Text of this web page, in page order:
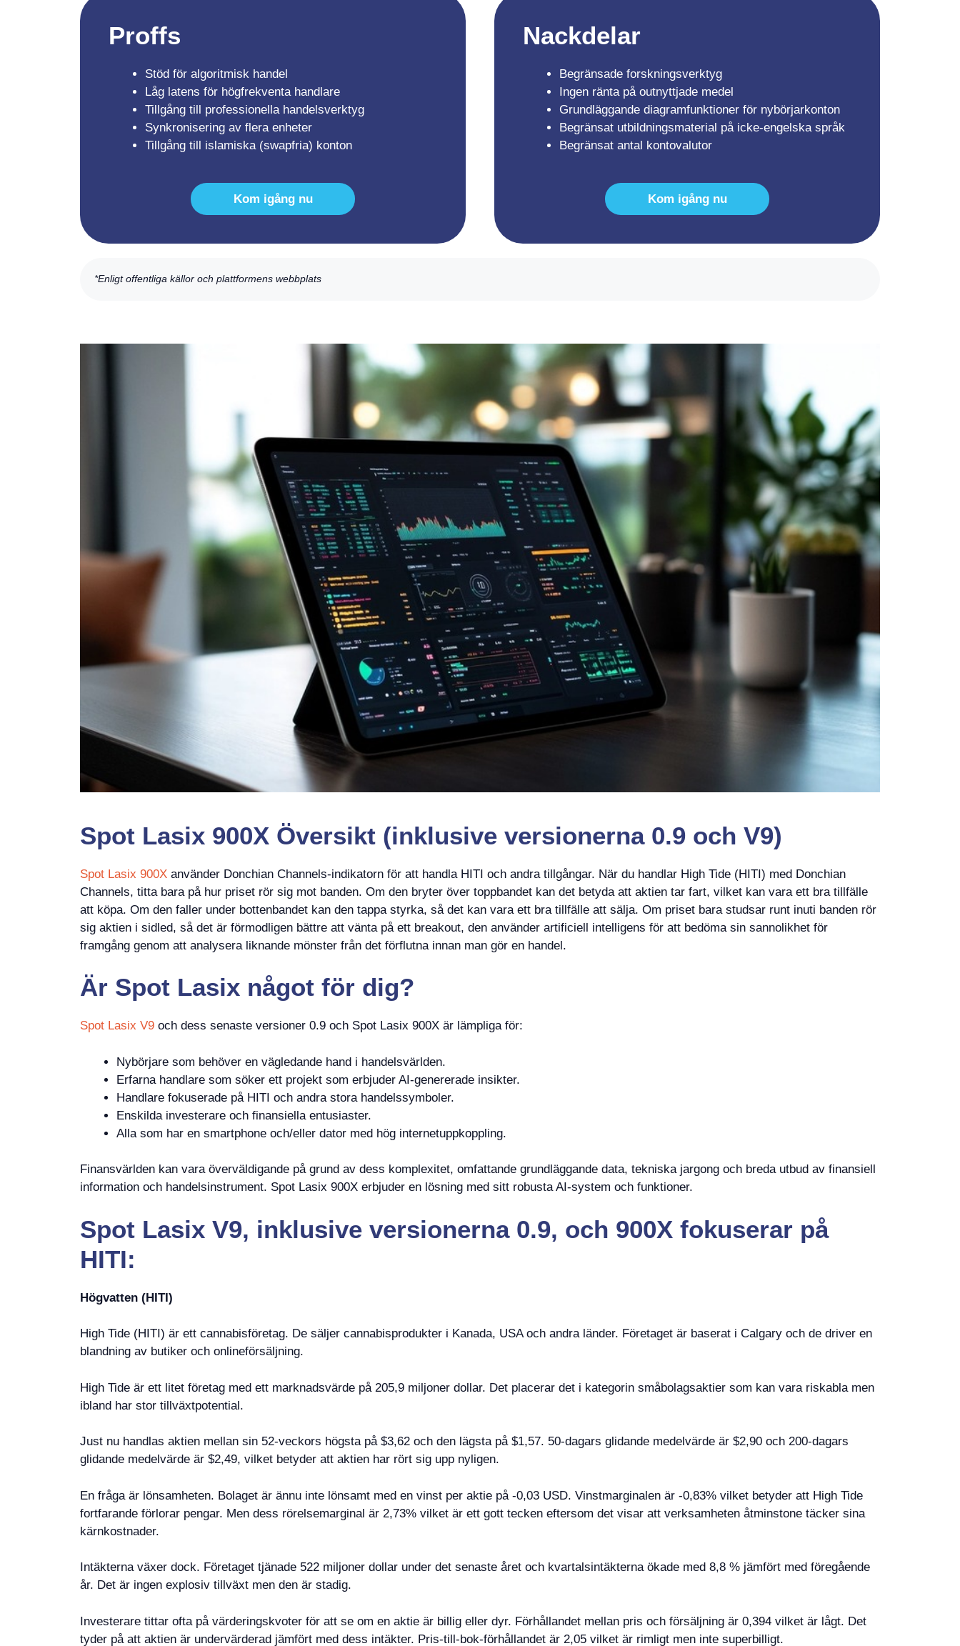
Proffs
Stöd för algoritmisk handel
Låg latens för högfrekventa handlare
Tillgång till professionella handelsverktyg
Synkronisering av flera enheter
Tillgång till islamiska (swapfria) konton
Kom igång nu
Nackdelar
Begränsade forskningsverktyg
Ingen ränta på outnyttjade medel
Grundläggande diagramfunktioner för nybörjarkonton
Begränsat utbildningsmaterial på icke-engelska språk
Begränsat antal kontovalutor
Kom igång nu
*Enligt offentliga källor och plattformens webbplats
Spot Lasix 900X Översikt (inklusive versionerna 0.9 och V9)
Spot Lasix 900X använder Donchian Channels-indikatorn för att handla HITI och andra tillgångar. När du handlar High Tide (HITI) med Donchian
Channels, titta bara på hur priset rör sig mot banden. Om den bryter över toppbandet kan det betyda att aktien tar fart, vilket kan vara ett bra tillfälle
att köpa. Om den faller under bottenbandet kan den tappa styrka, så det kan vara ett bra tillfälle att sälja. Om priset bara studsar runt inuti banden rör
sig aktien i sidled, så det är förmodligen bättre att vänta på ett breakout, den använder artificiell intelligens för att bedöma sin sannolikhet för
framgång genom att analysera liknande mönster från det förflutna innan man gör en handel.
Är Spot Lasix något för dig?
Spot Lasix V9 och dess senaste versioner 0.9 och Spot Lasix 900X är lämpliga för:
Nybörjare som behöver en vägledande hand i handelsvärlden.
Erfarna handlare som söker ett projekt som erbjuder AI-genererade insikter.
Handlare fokuserade på HITI och andra stora handelssymboler.
Enskilda investerare och finansiella entusiaster.
Alla som har en smartphone och/eller dator med hög internetuppkoppling.
Finansvärlden kan vara överväldigande på grund av dess komplexitet, omfattande grundläggande data, tekniska jargong och breda utbud av finansiell
information och handelsinstrument. Spot Lasix 900X erbjuder en lösning med sitt robusta AI-system och funktioner.
Spot Lasix V9, inklusive versionerna 0.9, och 900X fokuserar på
HITI:
Högvatten (HITI)
High Tide (HITI) är ett cannabisföretag. De säljer cannabisprodukter i Kanada, USA och andra länder. Företaget är baserat i Calgary och de driver en
blandning av butiker och onlineförsäljning.
High Tide är ett litet företag med ett marknadsvärde på 205,9 miljoner dollar. Det placerar det i kategorin småbolagsaktier som kan vara riskabla men
ibland har stor tillväxtpotential.
Just nu handlas aktien mellan sin 52-veckors högsta på $3,62 och den lägsta på $1,57. 50-dagars glidande medelvärde är $2,90 och 200-dagars
glidande medelvärde är $2,49, vilket betyder att aktien har rört sig upp nyligen.
En fråga är lönsamheten. Bolaget är ännu inte lönsamt med en vinst per aktie på -0,03 USD. Vinstmarginalen är -0,83% vilket betyder att High Tide
fortfarande förlorar pengar. Men dess rörelsemarginal är 2,73% vilket är ett gott tecken eftersom det visar att verksamheten åtminstone täcker sina
kärnkostnader.
Intäkterna växer dock. Företaget tjänade 522 miljoner dollar under det senaste året och kvartalsintäkterna ökade med 8,8 % jämfört med föregående
år. Det är ingen explosiv tillväxt men den är stadig.
Investerare tittar ofta på värderingskvoter för att se om en aktie är billig eller dyr. Förhållandet mellan pris och försäljning är 0,394 vilket är lågt. Det
tyder på att aktien är undervärderad jämfört med dess intäkter. Pris-till-bok-förhållandet är 2,05 vilket är rimligt men inte superbilligt.